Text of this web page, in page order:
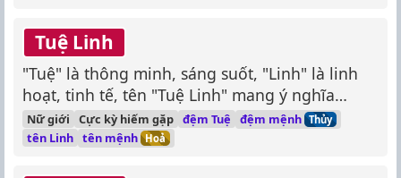
Tuệ Linh
"Tuệ" là thông minh, sáng suốt, "Linh" là linh
hoạt, tinh tế, tên "Tuệ Linh" mang ý nghĩa
thông minh, nhanh nhẹn, linh hoạt.
Nữ giới Cực kỳ hiếm gặp đệm Tuệ đệm mệnh Thủy
tên Linh tên mệnh Hoả